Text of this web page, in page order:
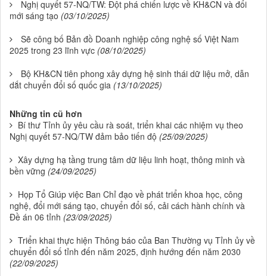
Nghị quyết 57-NQ/TW: Đột phá chiến lược về KH&CN và đổi
mới sáng tạo (03/10/2025)
Sẽ công bố Bản đồ Doanh nghiệp công nghệ số Việt Nam
2025 trong 23 lĩnh vực (08/10/2025)
Bộ KH&CN tiên phong xây dựng hệ sinh thái dữ liệu mở, dẫn
dắt chuyển đổi số quốc gia (13/10/2025)
Những tin cũ hơn
Bí thư Tỉnh ủy yêu cầu rà soát, triển khai các nhiệm vụ theo
Nghị quyết 57-NQ/TW đảm bảo tiến độ (25/09/2025)
Xây dựng hạ tầng trung tâm dữ liệu linh hoạt, thông minh và
bền vững (24/09/2025)
Họp Tổ Giúp việc Ban Chỉ đạo về phát triển khoa học, công
nghệ, đổi mới sáng tạo, chuyển đổi số, cải cách hành chính và
Đề án 06 tỉnh (23/09/2025)
Triển khai thực hiện Thông báo của Ban Thường vụ Tỉnh ủy về
chuyển đổi số tỉnh đến năm 2025, định hướng đến năm 2030
(22/09/2025)